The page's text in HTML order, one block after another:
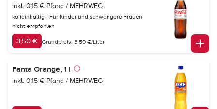
inkl. 0,15 € Pfand / MEHRWEG
koffeinhaltig - Für Kinder und schwangere Frauen
nicht empfohlen
3,50 € Grundpreis: 3,50 €/Liter
Fanta Orange, 1 l
inkl. 0,15 € Pfand / MEHRWEG